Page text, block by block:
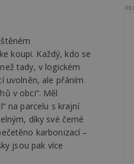
koupi. Každý, kdo se
tady, v logickém
uvolněn, ale přáním
v obci“. Měl
na parcelu s krajní
díky své černé
karbonizací –
jsou pak více